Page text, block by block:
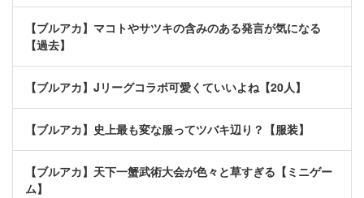
【ブルアカ】マコトやサツキの含みのある発言が気になる
【過去】
【ブルアカ】Jリーグコラボ可愛くていいよね【20人】
【ブルアカ】史上最も変な服ってツバキ辺り？【服装】
【ブルアカ】天下一蟹武術大会が色々と草すぎる【ミニゲー
ム】